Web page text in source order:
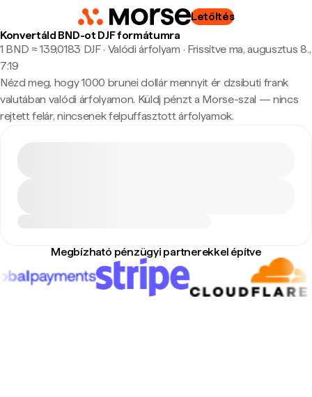
Letöltés
Konvertáld BND-ot DJF formátumra
1 BND ≈ 139,0183 DJF · Valódi árfolyam · Frissítve ma, augusztus 8.,
7:19
Nézd meg, hogy 1000 brunei dollár mennyit ér dzsibuti frank
valutában valódi árfolyamon. Küldj pénzt a Morse-szal — nincs
rejtett felár, nincsenek felpuffasztott árfolyamok.
Megbízható pénzügyi partnerekkel építve